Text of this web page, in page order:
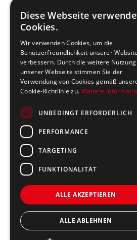
Diese Webseite
Cookies.
Wir verwenden Cookies, um die
Benutzerfreundlichkeit unserer
verbessern. Durch die weitere Nutzung
unserer Webseite stimmen Sie der
Verwendung von Cookies gemäß
Cookie-Richtlinie zu. Weitere
UNBEDINGT ERFORDERLICH
PERFORMANCE
TARGETING
FUNKTIONALITÄT
ALLE AKZEPTIEREN
ALLE ABLEHNEN